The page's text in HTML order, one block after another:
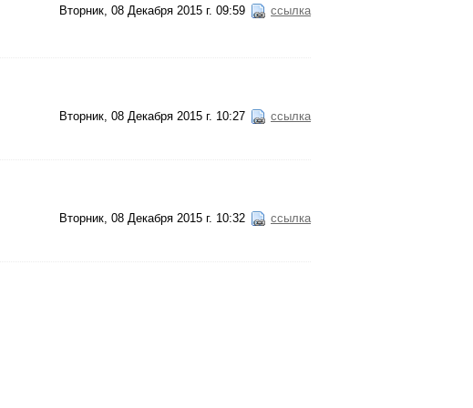
Вторник, 08 Декабря 2015 г. 09:59 ссылка
Вторник, 08 Декабря 2015 г. 10:27 ссылка
Вторник, 08 Декабря 2015 г. 10:32 ссылка